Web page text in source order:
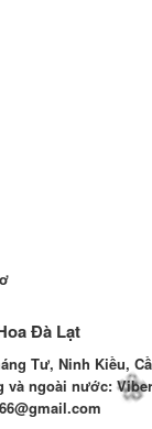
Đà Lạt
Tư, Ninh Kiều,
và ngoài nước: